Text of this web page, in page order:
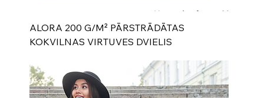
ALORA 200 G/M² PĀRSTRĀDĀTAS
KOKVILNAS VIRTUVES DVIELIS